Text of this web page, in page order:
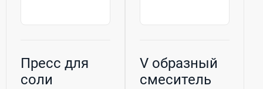
Пресс для
соли
V образный
смеситель